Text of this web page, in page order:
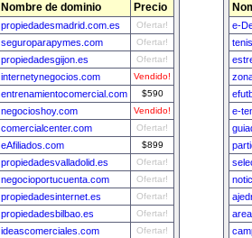
Nombre de dominio Precio
propiedadesmadrid.com.es Ofertar!
seguroparapymes.com Ofertar!
propiedadesgijon.es Ofertar!
internetynegocios.com Vendido!
entrenamientocomercial.com $590
negocioshoy.com Vendido!
comercialcenter.com Ofertar!
eAfiliados.com $899
propiedadesvalladolid.es Ofertar!
negocioportucuenta.com Ofertar!
propiedadesinternet.es Ofertar!
propiedadesbilbao.es Ofertar!
ideascomerciales.com Ofertar!
e-
e-